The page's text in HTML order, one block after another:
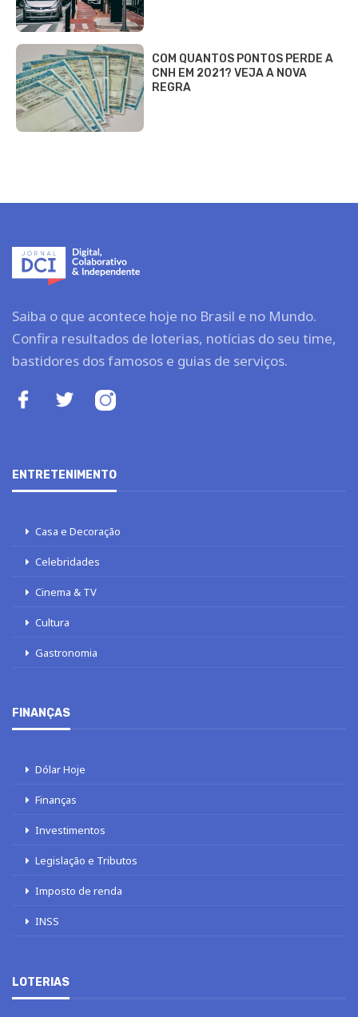
COM QUANTOS PONTOS PERDE A
CNH EM 2021? VEJA A NOVA
REGRA
Saiba o que acontece hoje no Brasil e no Mundo.
Confira resultados de loterias, notícias do seu time,
bastidores dos famosos e guias de serviços.
ENTRETENIMENTO
Casa e Decoração
Celebridades
Cinema & TV
Cultura
Gastronomia
FINANÇAS
Dólar Hoje
Finanças
Investimentos
Legislação e Tributos
Imposto de renda
INSS
LOTERIAS